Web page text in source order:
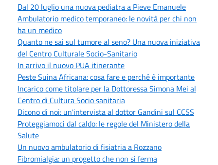
Dal 20 luglio una nuova pediatra a Pieve Emanuele
Ambulatorio medico temporaneo: le novità per chi non
ha un medico
Quanto ne sai sul tumore al seno? Una nuova iniziativa
del Centro Culturale Socio-Sanitario
In arrivo il nuovo PUA itinerante
Peste Suina Africana: cosa fare e perché è importante
Incarico come titolare per la Dottoressa Simona Mei al
Centro di Cultura Socio sanitaria
Dicono di noi: un'intervista al dottor Gandini sul CCSS
Proteggiamoci dal caldo: le regole del Ministero della
Salute
Un nuovo ambulatorio di fisiatria a Rozzano
Fibromialgia: un progetto che non si ferma